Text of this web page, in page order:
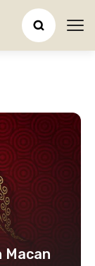
Macan